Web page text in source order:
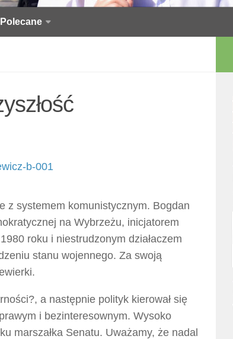
Polecane
z systemem komunistycznym. Bogdan
na Wybrzeżu, inicjatorem
roku i niestrudzonym działaczem
stanu wojennego. Za swoją
a następnie polityk kierował się
i bezinteresownym. Wysoko
marszałka Senatu. Uważamy, że nadal